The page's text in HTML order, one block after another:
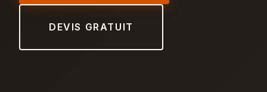
DEVIS GRATUIT